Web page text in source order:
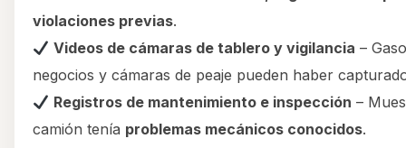
violaciones previas.
Videos de cámaras de tablero y vigilancia –
negocios y cámaras de peaje pueden haber
Registros de mantenimiento e inspección –
camión tenía problemas mecánicos conocidos.